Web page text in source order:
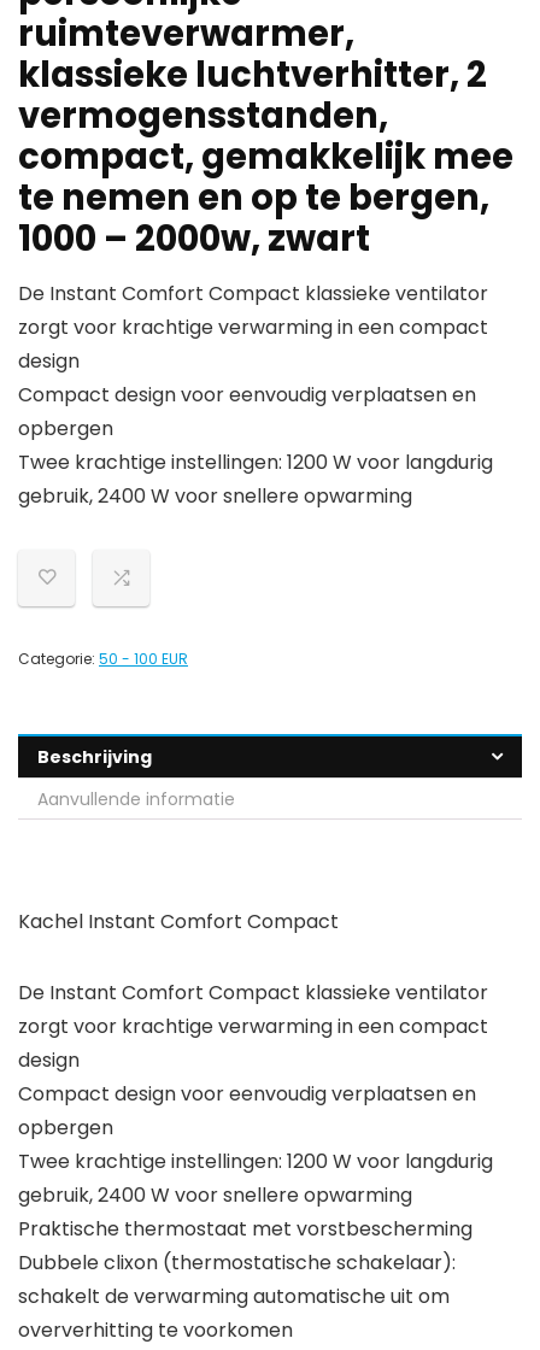
ruimteverwarmer,
klassieke luchtverhitter, 2
vermogensstanden,
compact, gemakkelijk mee
te nemen en op te bergen,
1000 – 2000w, zwart
De Instant Comfort Compact klassieke ventilator
zorgt voor krachtige verwarming in een compact
design
Compact design voor eenvoudig verplaatsen en
opbergen
Twee krachtige instellingen: 1200 W voor langdurig
gebruik, 2400 W voor snellere opwarming
Categorie: 50 - 100 EUR
Beschrijving
Aanvullende informatie
Kachel Instant Comfort Compact
De Instant Comfort Compact klassieke ventilator
zorgt voor krachtige verwarming in een compact
design
Compact design voor eenvoudig verplaatsen en
opbergen
Twee krachtige instellingen: 1200 W voor langdurig
gebruik, 2400 W voor snellere opwarming
Praktische thermostaat met vorstbescherming
Dubbele clixon (thermostatische schakelaar):
schakelt de verwarming automatische uit om
oververhitting te voorkomen